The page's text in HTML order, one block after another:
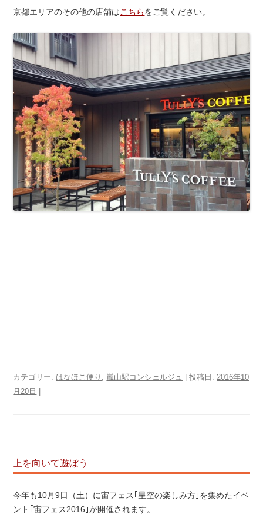
京都エリアのその他の店舗はこちらをご覧ください。
カテゴリー: はなほこ便り 嵐山駅コンシェルジュ | 投稿日: 2016年10
月20日
上を向いて遊ぼう
今年も10月9日（土）に宙フェス｢星空の楽しみ方｣を集めたイベ
ント｢宙フェス2016｣が開催されます。